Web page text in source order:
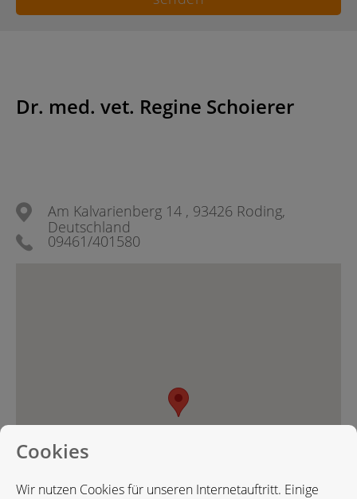
Dr. med. vet. Regine Schoierer
Am Kalvarienberg 14 , 93426 Roding,
Deutschland
09461/401580
Cookies
Wir nutzen Cookies für unseren Internetauftritt. Einige